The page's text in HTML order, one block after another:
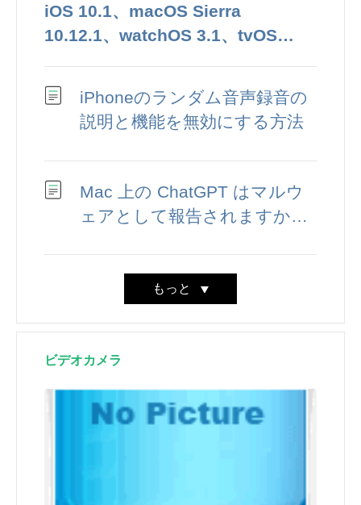
iOS 10.1、macOS Sierra
10.12.1、watchOS 3.1、tvOS
ました
iPhoneのランダム音声録音の
説明と機能を無効にする方法
Mac 上の ChatGPT はマルウ
ェアとして報告されますか?
もっと
ビデオカメラ